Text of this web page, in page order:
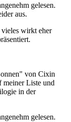
gelesen.
aus.
vieles wirkt eher
von Cixin
meiner Liste und
in der
gelesen.